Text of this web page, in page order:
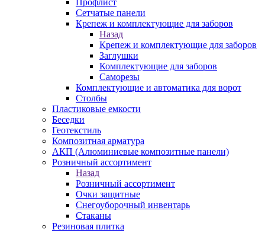
Профлист
Сетчатые панели
Крепеж и комплектующие для заборов
Назад
Крепеж и комплектующие для заборов
Заглушки
Комплектующие для заборов
Саморезы
Комплектующие и автоматика для ворот
Столбы
Пластиковые емкости
Беседки
Геотекстиль
Композитная арматура
АКП (Алюминиевые композитные панели)
Розничный ассортимент
Назад
Розничный ассортимент
Очки защитные
Снегоуборочный инвентарь
Стаканы
Резиновая плитка